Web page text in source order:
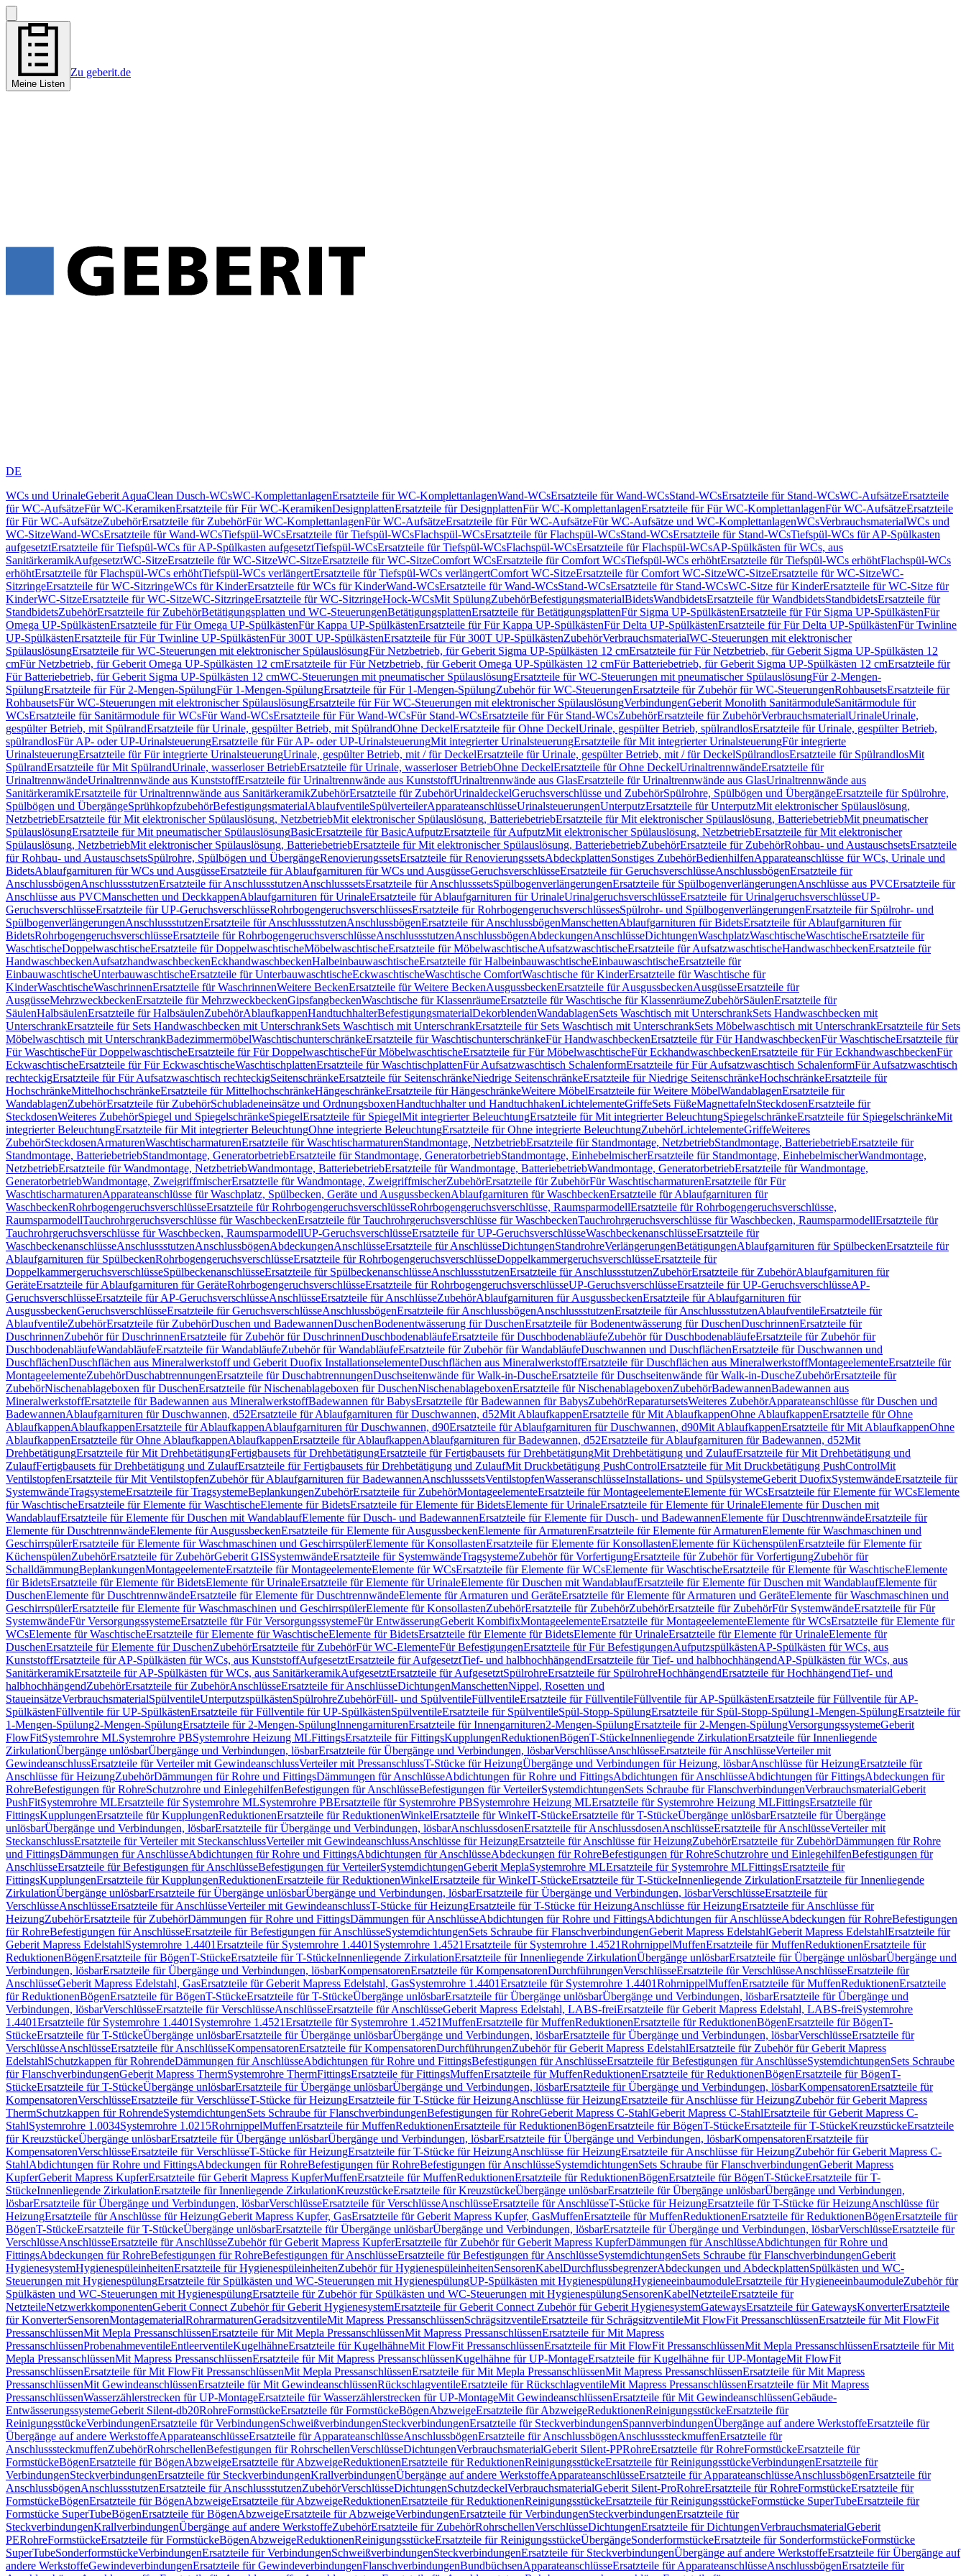
Meine Listen
Zu geberit.de
DE
WCs und UrinaleGeberit AquaClean Dusch-WCsWC-KomplettanlagenErsatzteile für WC-KomplettanlagenWand-WCsErsatzteile für Wand-WCsStand-WCsErsatzteile für Stand-WCsWC-AufsätzeErsatzteile
für WC-AufsätzeFür WC-KeramikenErsatzteile für Für WC-KeramikenDesignplattenErsatzteile für DesignplattenFür WC-KomplettanlagenErsatzteile für Für WC-KomplettanlagenFür WC-AufsätzeErsatzteile
für Für WC-AufsätzeZubehörErsatzteile für ZubehörFür WC-KomplettanlagenFür WC-AufsätzeErsatzteile für Für WC-AufsätzeFür WC-Aufsätze und WC-KomplettanlagenWCsVerbrauchsmaterialWCs und
WC-SitzeWand-WCsErsatzteile für Wand-WCsTiefspül-WCsErsatzteile für Tiefspül-WCsFlachspül-WCsErsatzteile für Flachspül-WCsStand-WCsErsatzteile für Stand-WCsTiefspül-WCs für AP-Spülkasten
aufgesetztErsatzteile für Tiefspül-WCs für AP-Spülkasten aufgesetztTiefspül-WCsErsatzteile für Tiefspül-WCsFlachspül-WCsErsatzteile für Flachspül-WCsAP-Spülkästen für WCs, aus
SanitärkeramikAufgesetztWC-SitzeErsatzteile für WC-SitzeWC-SitzeErsatzteile für WC-SitzeComfort WCsErsatzteile für Comfort WCsTiefspül-WCs erhöhtErsatzteile für Tiefspül-WCs erhöhtFlachspül-WCs
erhöhtErsatzteile für Flachspül-WCs erhöhtTiefspül-WCs verlängertErsatzteile für Tiefspül-WCs verlängertComfort WC-SitzeErsatzteile für Comfort WC-SitzeWC-SitzeErsatzteile für WC-SitzeWC-
SitzringeErsatzteile für WC-SitzringeWCs für KinderErsatzteile für WCs für KinderWand-WCsErsatzteile für Wand-WCsStand-WCsErsatzteile für Stand-WCsWC-Sitze für KinderErsatzteile für WC-Sitze für
KinderWC-SitzeErsatzteile für WC-SitzeWC-SitzringeErsatzteile für WC-SitzringeHock-WCsMit SpülungZubehörBefestigungsmaterialBidetsWandbidetsErsatzteile für WandbidetsStandbidetsErsatzteile für
StandbidetsZubehörErsatzteile für ZubehörBetätigungsplatten und WC-SteuerungenBetätigungsplattenErsatzteile für BetätigungsplattenFür Sigma UP-SpülkästenErsatzteile für Für Sigma UP-SpülkästenFür
Omega UP-SpülkästenErsatzteile für Für Omega UP-SpülkästenFür Kappa UP-SpülkästenErsatzteile für Für Kappa UP-SpülkästenFür Delta UP-SpülkästenErsatzteile für Für Delta UP-SpülkästenFür Twinline
UP-SpülkästenErsatzteile für Für Twinline UP-SpülkästenFür 300T UP-SpülkästenErsatzteile für Für 300T UP-SpülkästenZubehörVerbrauchsmaterialWC-Steuerungen mit elektronischer
SpülauslösungErsatzteile für WC-Steuerungen mit elektronischer SpülauslösungFür Netzbetrieb, für Geberit Sigma UP-Spülkästen 12 cmErsatzteile für Für Netzbetrieb, für Geberit Sigma UP-Spülkästen 12
cmFür Netzbetrieb, für Geberit Omega UP-Spülkästen 12 cmErsatzteile für Für Netzbetrieb, für Geberit Omega UP-Spülkästen 12 cmFür Batteriebetrieb, für Geberit Sigma UP-Spülkästen 12 cmErsatzteile für
Für Batteriebetrieb, für Geberit Sigma UP-Spülkästen 12 cmWC-Steuerungen mit pneumatischer SpülauslösungErsatzteile für WC-Steuerungen mit pneumatischer SpülauslösungFür 2-Mengen-
SpülungErsatzteile für Für 2-Mengen-SpülungFür 1-Mengen-SpülungErsatzteile für Für 1-Mengen-SpülungZubehör für WC-SteuerungenErsatzteile für Zubehör für WC-SteuerungenRohbausetsErsatzteile für
RohbausetsFür WC-Steuerungen mit elektronischer SpülauslösungErsatzteile für Für WC-Steuerungen mit elektronischer SpülauslösungVerbindungenGeberit Monolith SanitärmoduleSanitärmodule für
WCsErsatzteile für Sanitärmodule für WCsFür Wand-WCsErsatzteile für Für Wand-WCsFür Stand-WCsErsatzteile für Für Stand-WCsZubehörErsatzteile für ZubehörVerbrauchsmaterialUrinaleUrinale,
gespülter Betrieb, mit SpülrandErsatzteile für Urinale, gespülter Betrieb, mit SpülrandOhne DeckelErsatzteile für Ohne DeckelUrinale, gespülter Betrieb, spülrandlosErsatzteile für Urinale, gespülter Betrieb,
spülrandlosFür AP- oder UP-UrinalsteuerungErsatzteile für Für AP- oder UP-UrinalsteuerungMit integrierter UrinalsteuerungErsatzteile für Mit integrierter UrinalsteuerungFür integrierte
UrinalsteuerungErsatzteile für Für integrierte UrinalsteuerungUrinale, gespülter Betrieb, mit / für DeckelErsatzteile für Urinale, gespülter Betrieb, mit / für DeckelSpülrandlosErsatzteile für SpülrandlosMit
SpülrandErsatzteile für Mit SpülrandUrinale, wasserloser BetriebErsatzteile für Urinale, wasserloser BetriebOhne DeckelErsatzteile für Ohne DeckelUrinaltrennwändeErsatzteile für
UrinaltrennwändeUrinaltrennwände aus KunststoffErsatzteile für Urinaltrennwände aus KunststoffUrinaltrennwände aus GlasErsatzteile für Urinaltrennwände aus GlasUrinaltrennwände aus
SanitärkeramikErsatzteile für Urinaltrennwände aus SanitärkeramikZubehörErsatzteile für ZubehörUrinaldeckelGeruchsverschlüsse und ZubehörSpülrohre, Spülbögen und ÜbergängeErsatzteile für Spülrohre,
Spülbögen und ÜbergängeSprühkopfzubehörBefestigungsmaterialAblaufventileSpülverteilerApparateanschlüsseUrinalsteuerungenUnterputzErsatzteile für UnterputzMit elektronischer Spülauslösung,
NetzbetriebErsatzteile für Mit elektronischer Spülauslösung, NetzbetriebMit elektronischer Spülauslösung, BatteriebetriebErsatzteile für Mit elektronischer Spülauslösung, BatteriebetriebMit pneumatischer
SpülauslösungErsatzteile für Mit pneumatischer SpülauslösungBasicErsatzteile für BasicAufputzErsatzteile für AufputzMit elektronischer Spülauslösung, NetzbetriebErsatzteile für Mit elektronischer
Spülauslösung, NetzbetriebMit elektronischer Spülauslösung, BatteriebetriebErsatzteile für Mit elektronischer Spülauslösung, BatteriebetriebZubehörErsatzteile für ZubehörRohbau- und AustauschsetsErsatzteile
für Rohbau- und AustauschsetsSpülrohre, Spülbögen und ÜbergängeRenovierungssetsErsatzteile für RenovierungssetsAbdeckplattenSonstiges ZubehörBedienhilfenApparateanschlüsse für WCs, Urinale und
BidetsAblaufgarnituren für WCs und AusgüsseErsatzteile für Ablaufgarnituren für WCs und AusgüsseGeruchsverschlüsseErsatzteile für GeruchsverschlüsseAnschlussbögenErsatzteile für
AnschlussbögenAnschlussstutzenErsatzteile für AnschlussstutzenAnschlusssetsErsatzteile für AnschlusssetsSpülbogenverlängerungenErsatzteile für SpülbogenverlängerungenAnschlüsse aus PVCErsatzteile für
Anschlüsse aus PVCManschetten und DeckkappenAblaufgarnituren für UrinaleErsatzteile für Ablaufgarnituren für UrinaleUrinalgeruchsverschlüsseErsatzteile für UrinalgeruchsverschlüsseUP-
GeruchsverschlüsseErsatzteile für UP-GeruchsverschlüsseRohrbogengeruchsverschlüssesErsatzteile für RohrbogengeruchsverschlüssesSpülrohr- und SpülbogenverlängerungenErsatzteile für Spülrohr- und
SpülbogenverlängerungenAnschlussstutzenErsatzteile für AnschlussstutzenAnschlussbögenErsatzteile für AnschlussbögenManschettenAblaufgarnituren für BidetsErsatzteile für Ablaufgarnituren für
BidetsRohrbogengeruchsverschlüsseErsatzteile für RohrbogengeruchsverschlüsseAnschlussstutzenAnschlussbögenAbdeckungenAnschlüsseDichtungenWaschplatzWaschtischeWaschtischeErsatzteile für
WaschtischeDoppelwaschtischeErsatzteile für DoppelwaschtischeMöbelwaschtischeErsatzteile für MöbelwaschtischeAufsatzwaschtischeErsatzteile für AufsatzwaschtischeHandwaschbeckenErsatzteile für
HandwaschbeckenAufsatzhandwaschbeckenEckhandwaschbeckenHalbeinbauwaschtischeErsatzteile für HalbeinbauwaschtischeEinbauwaschtischeErsatzteile für
EinbauwaschtischeUnterbauwaschtischeErsatzteile für UnterbauwaschtischeEckwaschtischeWaschtische ComfortWaschtische für KinderErsatzteile für Waschtische für
KinderWaschtischeWaschrinnenErsatzteile für WaschrinnenWeitere BeckenErsatzteile für Weitere BeckenAusgussbeckenErsatzteile für AusgussbeckenAusgüsseErsatzteile für
AusgüsseMehrzweckbeckenErsatzteile für MehrzweckbeckenGipsfangbeckenWaschtische für KlassenräumeErsatzteile für Waschtische für KlassenräumeZubehörSäulenErsatzteile für
SäulenHalbsäulenErsatzteile für HalbsäulenZubehörAblaufkappenHandtuchhalterBefestigungsmaterialDekorblendenWandablagenSets Waschtisch mit UnterschrankSets Handwaschbecken mit
UnterschrankErsatzteile für Sets Handwaschbecken mit UnterschrankSets Waschtisch mit UnterschrankErsatzteile für Sets Waschtisch mit UnterschrankSets Möbelwaschtisch mit UnterschrankErsatzteile für Sets
Möbelwaschtisch mit UnterschrankBadezimmermöbelWaschtischunterschränkeErsatzteile für WaschtischunterschränkeFür HandwaschbeckenErsatzteile für Für HandwaschbeckenFür WaschtischeErsatzteile für
Für WaschtischeFür DoppelwaschtischeErsatzteile für Für DoppelwaschtischeFür MöbelwaschtischeErsatzteile für Für MöbelwaschtischeFür EckhandwaschbeckenErsatzteile für Für EckhandwaschbeckenFür
EckwaschtischeErsatzteile für Für EckwaschtischeWaschtischplattenErsatzteile für WaschtischplattenFür Aufsatzwaschtisch SchalenformErsatzteile für Für Aufsatzwaschtisch SchalenformFür Aufsatzwaschtisch
rechteckigErsatzteile für Für Aufsatzwaschtisch rechteckigSeitenschränkeErsatzteile für SeitenschränkeNiedrige SeitenschränkeErsatzteile für Niedrige SeitenschränkeHochschränkeErsatzteile für
HochschränkeMittelhochschränkeErsatzteile für MittelhochschränkeHängeschränkeErsatzteile für HängeschränkeWeitere MöbelErsatzteile für Weitere MöbelWandablagenErsatzteile für
WandablagenZubehörErsatzteile für ZubehörSchubladeneinsätze und OrdnungsboxenHandtuchhalter und HandtuchhakenLichtelementeGriffeSets FüßeMagnettafelnSteckdosenErsatzteile für
SteckdosenWeiteres ZubehörSpiegel und SpiegelschränkeSpiegelErsatzteile für SpiegelMit integrierter BeleuchtungErsatzteile für Mit integrierter BeleuchtungSpiegelschränkeErsatzteile für SpiegelschränkeMit
integrierter BeleuchtungErsatzteile für Mit integrierter BeleuchtungOhne integrierte BeleuchtungErsatzteile für Ohne integrierte BeleuchtungZubehörLichtelementeGriffeWeiteres
ZubehörSteckdosenArmaturenWaschtischarmaturenErsatzteile für WaschtischarmaturenStandmontage, NetzbetriebErsatzteile für Standmontage, NetzbetriebStandmontage, BatteriebetriebErsatzteile für
Standmontage, BatteriebetriebStandmontage, GeneratorbetriebErsatzteile für Standmontage, GeneratorbetriebStandmontage, EinhebelmischerErsatzteile für Standmontage, EinhebelmischerWandmontage,
NetzbetriebErsatzteile für Wandmontage, NetzbetriebWandmontage, BatteriebetriebErsatzteile für Wandmontage, BatteriebetriebWandmontage, GeneratorbetriebErsatzteile für Wandmontage,
GeneratorbetriebWandmontage, ZweigriffmischerErsatzteile für Wandmontage, ZweigriffmischerZubehörErsatzteile für ZubehörFür WaschtischarmaturenErsatzteile für Für
WaschtischarmaturenApparateanschlüsse für Waschplatz, Spülbecken, Geräte und AusgussbeckenAblaufgarnituren für WaschbeckenErsatzteile für Ablaufgarnituren für
WaschbeckenRohrbogengeruchsverschlüsseErsatzteile für RohrbogengeruchsverschlüsseRohrbogengeruchsverschlüsse, RaumsparmodellErsatzteile für Rohrbogengeruchsverschlüsse,
RaumsparmodellTauchrohrgeruchsverschlüsse für WaschbeckenErsatzteile für Tauchrohrgeruchsverschlüsse für WaschbeckenTauchrohrgeruchsverschlüsse für Waschbecken, RaumsparmodellErsatzteile für
Tauchrohrgeruchsverschlüsse für Waschbecken, RaumsparmodellUP-GeruchsverschlüsseErsatzteile für UP-GeruchsverschlüsseWaschbeckenanschlüsseErsatzteile für
WaschbeckenanschlüsseAnschlussstutzenAnschlussbögenAbdeckungenAnschlüsseErsatzteile für AnschlüsseDichtungenStandrohreVerlängerungenBetätigungenAblaufgarnituren für SpülbeckenErsatzteile für
Ablaufgarnituren für SpülbeckenRohrbogengeruchsverschlüsseErsatzteile für RohrbogengeruchsverschlüsseDoppelkammergeruchsverschlüsseErsatzteile für
DoppelkammergeruchsverschlüsseSpülbeckenanschlüsseErsatzteile für SpülbeckenanschlüsseAnschlussstutzenErsatzteile für AnschlussstutzenZubehörErsatzteile für ZubehörAblaufgarnituren für
GeräteErsatzteile für Ablaufgarnituren für GeräteRohrbogengeruchsverschlüsseErsatzteile für RohrbogengeruchsverschlüsseUP-GeruchsverschlüsseErsatzteile für UP-GeruchsverschlüsseAP-
GeruchsverschlüsseErsatzteile für AP-GeruchsverschlüsseAnschlüsseErsatzteile für AnschlüsseZubehörAblaufgarnituren für AusgussbeckenErsatzteile für Ablaufgarnituren für
AusgussbeckenGeruchsverschlüsseErsatzteile für GeruchsverschlüsseAnschlussbögenErsatzteile für AnschlussbögenAnschlussstutzenErsatzteile für AnschlussstutzenAblaufventileErsatzteile für
AblaufventileZubehörErsatzteile für ZubehörDuschen und BadewannenDuschenBodenentwässerung für DuschenErsatzteile für Bodenentwässerung für DuschenDuschrinnenErsatzteile für
DuschrinnenZubehör für DuschrinnenErsatzteile für Zubehör für DuschrinnenDuschbodenabläufeErsatzteile für DuschbodenabläufeZubehör für DuschbodenabläufeErsatzteile für Zubehör für
DuschbodenabläufeWandabläufeErsatzteile für WandabläufeZubehör für WandabläufeErsatzteile für Zubehör für WandabläufeDuschwannen und DuschflächenErsatzteile für Duschwannen und
DuschflächenDuschflächen aus Mineralwerkstoff und Geberit Duofix InstallationselementeDuschflächen aus MineralwerkstoffErsatzteile für Duschflächen aus MineralwerkstoffMontageelementeErsatzteile für
MontageelementeZubehörDuschabtrennungenErsatzteile für DuschabtrennungenDuschseitenwände für Walk-in-DuscheErsatzteile für Duschseitenwände für Walk-in-DuscheZubehörErsatzteile für
ZubehörNischenablageboxen für DuschenErsatzteile für Nischenablageboxen für DuschenNischenablageboxenErsatzteile für NischenablageboxenZubehörBadewannenBadewannen aus
MineralwerkstoffErsatzteile für Badewannen aus MineralwerkstoffBadewannen für BabysErsatzteile für Badewannen für BabysZubehörReparatursetsWeiteres ZubehörApparateanschlüsse für Duschen und
BadewannenAblaufgarnituren für Duschwannen, d52Ersatzteile für Ablaufgarnituren für Duschwannen, d52Mit AblaufkappenErsatzteile für Mit AblaufkappenOhne AblaufkappenErsatzteile für Ohne
AblaufkappenAblaufkappenErsatzteile für AblaufkappenAblaufgarnituren für Duschwannen, d90Ersatzteile für Ablaufgarnituren für Duschwannen, d90Mit AblaufkappenErsatzteile für Mit AblaufkappenOhne
AblaufkappenErsatzteile für Ohne AblaufkappenAblaufkappenErsatzteile für AblaufkappenAblaufgarnituren für Badewannen, d52Ersatzteile für Ablaufgarnituren für Badewannen, d52Mit
DrehbetätigungErsatzteile für Mit DrehbetätigungFertigbausets für DrehbetätigungErsatzteile für Fertigbausets für DrehbetätigungMit Drehbetätigung und ZulaufErsatzteile für Mit Drehbetätigung und
ZulaufFertigbausets für Drehbetätigung und ZulaufErsatzteile für Fertigbausets für Drehbetätigung und ZulaufMit Druckbetätigung PushControlErsatzteile für Mit Druckbetätigung PushControlMit
VentilstopfenErsatzteile für Mit VentilstopfenZubehör für Ablaufgarnituren für BadewannenAnschlusssetsVentilstopfenWasseranschlüsseInstallations- und SpülsystemeGeberit DuofixSystemwändeErsatzteile für
SystemwändeTragsystemeErsatzteile für TragsystemeBeplankungenZubehörErsatzteile für ZubehörMontageelementeErsatzteile für MontageelementeElemente für WCsErsatzteile für Elemente für WCsElemente
für WaschtischeErsatzteile für Elemente für WaschtischeElemente für BidetsErsatzteile für Elemente für BidetsElemente für UrinaleErsatzteile für Elemente für UrinaleElemente für Duschen mit
WandablaufErsatzteile für Elemente für Duschen mit WandablaufElemente für Dusch- und BadewannenErsatzteile für Elemente für Dusch- und BadewannenElemente für DuschtrennwändeErsatzteile für
Elemente für DuschtrennwändeElemente für AusgussbeckenErsatzteile für Elemente für AusgussbeckenElemente für ArmaturenErsatzteile für Elemente für ArmaturenElemente für Waschmaschinen und
GeschirrspülerErsatzteile für Elemente für Waschmaschinen und GeschirrspülerElemente für KonsollastenErsatzteile für Elemente für KonsollastenElemente für KüchenspülenErsatzteile für Elemente für
KüchenspülenZubehörErsatzteile für ZubehörGeberit GISSystemwändeErsatzteile für SystemwändeTragsystemeZubehör für VorfertigungErsatzteile für Zubehör für VorfertigungZubehör für
SchalldämmungBeplankungenMontageelementeErsatzteile für MontageelementeElemente für WCsErsatzteile für Elemente für WCsElemente für WaschtischeErsatzteile für Elemente für WaschtischeElemente
für BidetsErsatzteile für Elemente für BidetsElemente für UrinaleErsatzteile für Elemente für UrinaleElemente für Duschen mit WandablaufErsatzteile für Elemente für Duschen mit WandablaufElemente für
DuschenElemente für DuschtrennwändeErsatzteile für Elemente für DuschtrennwändeElemente für Armaturen und GeräteErsatzteile für Elemente für Armaturen und GeräteElemente für Waschmaschinen und
GeschirrspülerErsatzteile für Elemente für Waschmaschinen und GeschirrspülerElemente für KonsollastenZubehörErsatzteile für ZubehörZubehörErsatzteile für ZubehörFür SystemwändeErsatzteile für Für
SystemwändeFür VersorgungssystemeErsatzteile für Für VersorgungssystemeFür EntwässerungGeberit KombifixMontageelementeErsatzteile für MontageelementeElemente für WCsErsatzteile für Elemente für
WCsElemente für WaschtischeErsatzteile für Elemente für WaschtischeElemente für BidetsErsatzteile für Elemente für BidetsElemente für UrinaleErsatzteile für Elemente für UrinaleElemente für
DuschenErsatzteile für Elemente für DuschenZubehörErsatzteile für ZubehörFür WC-ElementeFür BefestigungenErsatzteile für Für BefestigungenAufputzspülkästenAP-Spülkästen für WCs, aus
KunststoffErsatzteile für AP-Spülkästen für WCs, aus KunststoffAufgesetztErsatzteile für AufgesetztTief- und halbhochhängendErsatzteile für Tief- und halbhochhängendAP-Spülkästen für WCs, aus
SanitärkeramikErsatzteile für AP-Spülkästen für WCs, aus SanitärkeramikAufgesetztErsatzteile für AufgesetztSpülrohreErsatzteile für SpülrohreHochhängendErsatzteile für HochhängendTief- und
halbhochhängendZubehörErsatzteile für ZubehörAnschlüsseErsatzteile für AnschlüsseDichtungenManschettenNippel, Rosetten und
StaueinsätzeVerbrauchsmaterialSpülventileUnterputzspülkästenSpülrohreZubehörFüll- und SpülventileFüllventileErsatzteile für FüllventileFüllventile für AP-SpülkästenErsatzteile für Füllventile für AP-
SpülkästenFüllventile für UP-SpülkästenErsatzteile für Füllventile für UP-SpülkästenSpülventileErsatzteile für SpülventileSpül-Stopp-SpülungErsatzteile für Spül-Stopp-Spülung1-Mengen-SpülungErsatzteile für
1-Mengen-Spülung2-Mengen-SpülungErsatzteile für 2-Mengen-SpülungInnengarniturenErsatzteile für Innengarnituren2-Mengen-SpülungErsatzteile für 2-Mengen-SpülungVersorgungssystemeGeberit
FlowFitSystemrohre MLSystemrohre PBSystemrohre Heizung MLFittingsErsatzteile für FittingsKupplungenReduktionenBögenT-StückeInnenliegende ZirkulationErsatzteile für Innenliegende
ZirkulationÜbergänge unlösbarÜbergänge und Verbindungen, lösbarErsatzteile für Übergänge und Verbindungen, lösbarVerschlüsseAnschlüsseErsatzteile für AnschlüsseVerteiler mit
GewindeanschlussErsatzteile für Verteiler mit GewindeanschlussVerteiler mit PressanschlussT-Stücke für HeizungÜbergänge und Verbindungen für Heizung, lösbarAnschlüsse für HeizungErsatzteile für
Anschlüsse für HeizungZubehörDämmungen für Rohre und FittingsDämmungen für AnschlüsseAbdichtungen für Rohre und FittingsAbdichtungen für AnschlüsseAbdichtungen für FittingsAbdeckungen für
RohreBefestigungen für RohreSchutzrohre und EinlegehilfenBefestigungen für AnschlüsseBefestigungen für VerteilerSystemdichtungenSets Schraube für FlanschverbindungenVerbrauchsmaterialGeberit
PushFitSystemrohre MLErsatzteile für Systemrohre MLSystemrohre PBErsatzteile für Systemrohre PBSystemrohre Heizung MLErsatzteile für Systemrohre Heizung MLFittingsErsatzteile für
FittingsKupplungenErsatzteile für KupplungenReduktionenErsatzteile für ReduktionenWinkelErsatzteile für WinkelT-StückeErsatzteile für T-StückeÜbergänge unlösbarErsatzteile für Übergänge
unlösbarÜbergänge und Verbindungen, lösbarErsatzteile für Übergänge und Verbindungen, lösbarAnschlussdosenErsatzteile für AnschlussdosenAnschlüsseErsatzteile für AnschlüsseVerteiler mit
SteckanschlussErsatzteile für Verteiler mit SteckanschlussVerteiler mit GewindeanschlussAnschlüsse für HeizungErsatzteile für Anschlüsse für HeizungZubehörErsatzteile für ZubehörDämmungen für Rohre
und FittingsDämmungen für AnschlüsseAbdichtungen für Rohre und FittingsAbdichtungen für AnschlüsseAbdeckungen für RohreBefestigungen für RohreSchutzrohre und EinlegehilfenBefestigungen für
AnschlüsseErsatzteile für Befestigungen für AnschlüsseBefestigungen für VerteilerSystemdichtungenGeberit MeplaSystemrohre MLErsatzteile für Systemrohre MLFittingsErsatzteile für
FittingsKupplungenErsatzteile für KupplungenReduktionenErsatzteile für ReduktionenWinkelErsatzteile für WinkelT-StückeErsatzteile für T-StückeInnenliegende ZirkulationErsatzteile für Innenliegende
ZirkulationÜbergänge unlösbarErsatzteile für Übergänge unlösbarÜbergänge und Verbindungen, lösbarErsatzteile für Übergänge und Verbindungen, lösbarVerschlüsseErsatzteile für
VerschlüsseAnschlüsseErsatzteile für AnschlüsseVerteiler mit GewindeanschlussT-Stücke für HeizungErsatzteile für T-Stücke für HeizungAnschlüsse für HeizungErsatzteile für Anschlüsse für
HeizungZubehörErsatzteile für ZubehörDämmungen für Rohre und FittingsDämmungen für AnschlüsseAbdichtungen für Rohre und FittingsAbdichtungen für AnschlüsseAbdeckungen für RohreBefestigungen
für RohreBefestigungen für AnschlüsseErsatzteile für Befestigungen für AnschlüsseSystemdichtungenSets Schraube für FlanschverbindungenGeberit Mapress EdelstahlGeberit Mapress EdelstahlErsatzteile für
Geberit Mapress EdelstahlSystemrohre 1.4401Ersatzteile für Systemrohre 1.4401 Systemrohre 1.4521Ersatzteile für Systemrohre 1.4521RohrnippelMuffenErsatzteile für MuffenReduktionenErsatzteile für
ReduktionenBögenErsatzteile für BögenT-StückeErsatzteile für T-StückeInnenliegende ZirkulationErsatzteile für Innenliegende ZirkulationÜbergänge unlösbarErsatzteile für Übergänge unlösbarÜbergänge und
Verbindungen, lösbarErsatzteile für Übergänge und Verbindungen, lösbarKompensatorenErsatzteile für KompensatorenDurchführungenVerschlüsseErsatzteile für VerschlüsseAnschlüsseErsatzteile für
AnschlüsseGeberit Mapress Edelstahl, GasErsatzteile für Geberit Mapress Edelstahl, GasSystemrohre 1.4401Ersatzteile für Systemrohre 1.4401RohrnippelMuffenErsatzteile für MuffenReduktionenErsatzteile
für ReduktionenBögenErsatzteile für BögenT-StückeErsatzteile für T-StückeÜbergänge unlösbarErsatzteile für Übergänge unlösbarÜbergänge und Verbindungen, lösbarErsatzteile für Übergänge und
Verbindungen, lösbarVerschlüsseErsatzteile für VerschlüsseAnschlüsseErsatzteile für AnschlüsseGeberit Mapress Edelstahl, LABS-freiErsatzteile für Geberit Mapress Edelstahl, LABS-freiSystemrohre
1.4401Ersatzteile für Systemrohre 1.4401 Systemrohre 1.4521Ersatzteile für Systemrohre 1.4521MuffenErsatzteile für MuffenReduktionenErsatzteile für ReduktionenBögenErsatzteile für BögenT-
StückeErsatzteile für T-StückeÜbergänge unlösbarErsatzteile für Übergänge unlösbarÜbergänge und Verbindungen, lösbarErsatzteile für Übergänge und Verbindungen, lösbarVerschlüsseErsatzteile für
VerschlüsseAnschlüsseErsatzteile für AnschlüsseKompensatorenErsatzteile für KompensatorenDurchführungenZubehör für Geberit Mapress EdelstahlErsatzteile für Zubehör für Geberit Mapress
EdelstahlSchutzkappen für RohrendeDämmungen für AnschlüsseAbdichtungen für Rohre und FittingsBefestigungen für AnschlüsseErsatzteile für Befestigungen für AnschlüsseSystemdichtungenSets Schraube
für FlanschverbindungenGeberit Mapress ThermSystemrohre ThermFittingsErsatzteile für FittingsMuffenErsatzteile für MuffenReduktionenErsatzteile für ReduktionenBögenErsatzteile für BögenT-
StückeErsatzteile für T-StückeÜbergänge unlösbarErsatzteile für Übergänge unlösbarÜbergänge und Verbindungen, lösbarErsatzteile für Übergänge und Verbindungen, lösbarKompensatorenErsatzteile für
KompensatorenVerschlüsseErsatzteile für VerschlüsseT-Stücke für HeizungErsatzteile für T-Stücke für HeizungAnschlüsse für HeizungErsatzteile für Anschlüsse für HeizungZubehör für Geberit Mapress
ThermSchutzkappen für RohrendeSystemdichtungenSets Schraube für FlanschverbindungenBefestigungen für RohreGeberit Mapress C-StahlGeberit Mapress C-StahlErsatzteile für Geberit Mapress C-
StahlSystemrohre 1.0034Systemrohre 1.0215RohrnippelMuffenErsatzteile für MuffenReduktionenErsatzteile für ReduktionenBögenErsatzteile für BögenT-StückeErsatzteile für T-StückeKreuzstückeErsatzteile
für KreuzstückeÜbergänge unlösbarErsatzteile für Übergänge unlösbarÜbergänge und Verbindungen, lösbarErsatzteile für Übergänge und Verbindungen, lösbarKompensatorenErsatzteile für
KompensatorenVerschlüsseErsatzteile für VerschlüsseT-Stücke für HeizungErsatzteile für T-Stücke für HeizungAnschlüsse für HeizungErsatzteile für Anschlüsse für HeizungZubehör für Geberit Mapress C-
StahlAbdichtungen für Rohre und FittingsAbdeckungen für RohreBefestigungen für RohreBefestigungen für AnschlüsseSystemdichtungenSets Schraube für FlanschverbindungenGeberit Mapress
KupferGeberit Mapress KupferErsatzteile für Geberit Mapress KupferMuffenErsatzteile für MuffenReduktionenErsatzteile für ReduktionenBögenErsatzteile für BögenT-StückeErsatzteile für T-
StückeInnenliegende ZirkulationErsatzteile für Innenliegende ZirkulationKreuzstückeErsatzteile für KreuzstückeÜbergänge unlösbarErsatzteile für Übergänge unlösbarÜbergänge und Verbindungen,
lösbarErsatzteile für Übergänge und Verbindungen, lösbarVerschlüsseErsatzteile für VerschlüsseAnschlüsseErsatzteile für AnschlüsseT-Stücke für HeizungErsatzteile für T-Stücke für HeizungAnschlüsse für
HeizungErsatzteile für Anschlüsse für HeizungGeberit Mapress Kupfer, GasErsatzteile für Geberit Mapress Kupfer, GasMuffenErsatzteile für MuffenReduktionenErsatzteile für ReduktionenBögenErsatzteile für
BögenT-StückeErsatzteile für T-StückeÜbergänge unlösbarErsatzteile für Übergänge unlösbarÜbergänge und Verbindungen, lösbarErsatzteile für Übergänge und Verbindungen, lösbarVerschlüsseErsatzteile für
VerschlüsseAnschlüsseErsatzteile für AnschlüsseZubehör für Geberit Mapress KupferErsatzteile für Zubehör für Geberit Mapress KupferDämmungen für AnschlüsseAbdichtungen für Rohre und
FittingsAbdeckungen für RohreBefestigungen für RohreBefestigungen für AnschlüsseErsatzteile für Befestigungen für AnschlüsseSystemdichtungenSets Schraube für FlanschverbindungenGeberit
HygienesystemHygienespüleinheitenErsatzteile für HygienespüleinheitenZubehör für HygienespüleinheitenSensorenKabelDurchflussbegrenzerAbdeckungen und AbdeckplattenSpülkästen und WC-
Steuerungen mit HygienespülungErsatzteile für Spülkästen und WC-Steuerungen mit HygienespülungUP-Spülkästen mit HygienespülungHygieneeinbaumoduleErsatzteile für HygieneeinbaumoduleZubehör für
Spülkästen und WC-Steuerungen mit HygienespülungErsatzteile für Zubehör für Spülkästen und WC-Steuerungen mit HygienespülungSensorenKabelNetzteileErsatzteile für
NetzteileNetzwerkkomponentenGeberit Connect Zubehör für Geberit HygienesystemErsatzteile für Geberit Connect Zubehör für Geberit HygienesystemGatewaysErsatzteile für GatewaysKonverterErsatzteile
für KonverterSensorenMontagematerialRohrarmaturenGeradsitzventileMit Mapress PressanschlüssenSchrägsitzventileErsatzteile für SchrägsitzventileMit FlowFit PressanschlüssenErsatzteile für Mit FlowFit
PressanschlüssenMit Mepla PressanschlüssenErsatzteile für Mit Mepla PressanschlüssenMit Mapress PressanschlüssenErsatzteile für Mit Mapress
PressanschlüssenProbenahmeventileEntleerventileKugelhähneErsatzteile für KugelhähneMit FlowFit PressanschlüssenErsatzteile für Mit FlowFit PressanschlüssenMit Mepla PressanschlüssenErsatzteile für Mit
Mepla PressanschlüssenMit Mapress PressanschlüssenErsatzteile für Mit Mapress PressanschlüssenKugelhähne für UP-MontageErsatzteile für Kugelhähne für UP-MontageMit FlowFit
PressanschlüssenErsatzteile für Mit FlowFit PressanschlüssenMit Mepla PressanschlüssenErsatzteile für Mit Mepla PressanschlüssenMit Mapress PressanschlüssenErsatzteile für Mit Mapress
PressanschlüssenMit GewindeanschlüssenErsatzteile für Mit GewindeanschlüssenRückschlagventileErsatzteile für RückschlagventileMit Mapress PressanschlüssenErsatzteile für Mit Mapress
PressanschlüssenWasserzählerstrecken für UP-MontageErsatzteile für Wasserzählerstrecken für UP-MontageMit GewindeanschlüssenErsatzteile für Mit GewindeanschlüssenGebäude-
EntwässerungssystemeGeberit Silent-db20RohreFormstückeErsatzteile für FormstückeBögenAbzweigeErsatzteile für AbzweigeReduktionenReinigungsstückeErsatzteile für
ReinigungsstückeVerbindungenErsatzteile für VerbindungenSchweißverbindungenSteckverbindungenErsatzteile für SteckverbindungenSpannverbindungenÜbergänge auf andere WerkstoffeErsatzteile für
Übergänge auf andere WerkstoffeApparateanschlüsseErsatzteile für ApparateanschlüsseAnschlussbögenErsatzteile für AnschlussbögenAnschlusssteckmuffenErsatzteile für
AnschlusssteckmuffenZubehörRohrschellenBefestigungen für RohrschellenVerschlüsseDichtungenVerbrauchsmaterialGeberit Silent-PPRohreErsatzteile für RohreFormstückeErsatzteile für
FormstückeBögenErsatzteile für BögenAbzweigeErsatzteile für AbzweigeReduktionenErsatzteile für ReduktionenReinigungsstückeErsatzteile für ReinigungsstückeVerbindungenErsatzteile für
VerbindungenSteckverbindungenErsatzteile für SteckverbindungenKrallverbindungenÜbergänge auf andere WerkstoffeApparateanschlüsseErsatzteile für ApparateanschlüsseAnschlussbögenErsatzteile für
AnschlussbögenAnschlussstutzenErsatzteile für AnschlussstutzenZubehörVerschlüsseDichtungenSchutzdeckelVerbrauchsmaterialGeberit Silent-ProRohreErsatzteile für RohreFormstückeErsatzteile für
FormstückeBögenErsatzteile für BögenAbzweigeErsatzteile für AbzweigeReduktionenErsatzteile für ReduktionenReinigungsstückeErsatzteile für ReinigungsstückeFormstücke SuperTubeErsatzteile für
Formstücke SuperTubeBögenErsatzteile für BögenAbzweigeErsatzteile für AbzweigeVerbindungenErsatzteile für VerbindungenSteckverbindungenErsatzteile für
SteckverbindungenKrallverbindungenÜbergänge auf andere WerkstoffeZubehörErsatzteile für ZubehörRohrschellenVerschlüsseDichtungenErsatzteile für DichtungenVerbrauchsmaterialGeberit
PERohreFormstückeErsatzteile für FormstückeBögenAbzweigeReduktionenReinigungsstückeErsatzteile für ReinigungsstückeÜbergängeSonderformstückeErsatzteile für SonderformstückeFormstücke
SuperTubeSonderformstückeVerbindungenErsatzteile für VerbindungenSchweißverbindungenSteckverbindungenErsatzteile für SteckverbindungenÜbergänge auf andere WerkstoffeErsatzteile für Übergänge auf
andere WerkstoffeGewindeverbindungenErsatzteile für GewindeverbindungenFlanschverbindungenBundbüchsenApparateanschlüsseErsatzteile für ApparateanschlüsseAnschlussbögenErsatzteile für